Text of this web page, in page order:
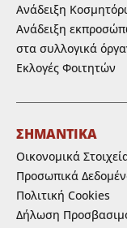
Ανάδειξη
Ανάδειξη
στα συλλογικά
Εκλογές Φοιτητών
ΣΗΜΑΝΤΙΚΑ
Οικονομικά
Προσωπικά
Πολιτική Cookies
Δήλωση